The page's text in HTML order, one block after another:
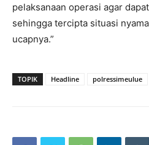
pelaksanaan operasi agar
sehingga tercipta situasi
ucapnya.”
TOPIK Headline polressimeulue